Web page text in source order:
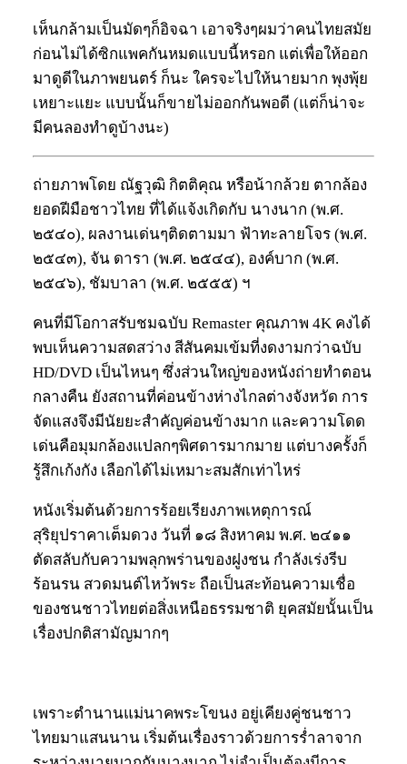
เห็นกล้ามเป็นมัดๆก็อิจฉา เอาจริงๆผมว่าคนไทยสมัย
ก่อนไม่ได้ซิกแพคกันหมดแบบนี้หรอก แต่เพื่อให้ออก
มาดูดีในภาพยนตร์ ก็นะ ใครจะไปให้นายมาก พุงพุ้ย
เหยาะแยะ แบบนั้นก็ขายไม่ออกกันพอดี (แต่ก็น่าจะ
มีคนลองทำดูบ้างนะ)
ถ่ายภาพโดย ณัฐวุฒิ กิตติคุณ หรือน้ากล้วย ตากล้อง
ยอดฝีมือชาวไทย ที่ได้แจ้งเกิดกับ นางนาก (พ.ศ.
๒๕๔๐), ผลงานเด่นๆติดตามมา ฟ้าทะลายโจร (พ.ศ.
๒๕๔๓), จัน ดารา (พ.ศ. ๒๕๔๔), องค์บาก (พ.ศ.
๒๕๔๖), ชัมบาลา (พ.ศ. ๒๕๕๕) ฯ
คนที่มีโอกาสรับชมฉบับ Remaster คุณภาพ 4K คงได้
พบเห็นความสดสว่าง สีสันคมเข้มที่งดงามกว่าฉบับ
HD/DVD เป็นไหนๆ ซึ่งส่วนใหญ่ของหนังถ่ายทำตอน
กลางคืน ยังสถานที่ค่อนข้างห่างไกลต่างจังหวัด การ
จัดแสงจึงมีนัยยะสำคัญค่อนข้างมาก และความโดด
เด่นคือมุมกล้องแปลกๆพิศดารมากมาย แต่บางครั้งก็
รู้สึกเก้งกัง เลือกได้ไม่เหมาะสมสักเท่าไหร่
หนังเริ่มต้นด้วยการร้อยเรียงภาพเหตุการณ์
สุริยุปราคาเต็มดวง วันที่ ๑๘ สิงหาคม พ.ศ. ๒๔๑๑
ตัดสลับกับความพลุกพร่านของฝูงชน กำลังเร่งรีบ
ร้อนรน สวดมนต์ไหว้พระ ถือเป็นสะท้อนความเชื่อ
ของชนชาวไทยต่อสิ่งเหนือธรรมชาติ ยุคสมัยนั้นเป็น
เรื่องปกติสามัญมากๆ
เพราะตำนานแม่นาคพระโขนง อยู่เคียงคู่ชนชาว
ไทยมาแสนนาน เริ่มต้นเรื่องราวด้วยการร่ำลาจาก